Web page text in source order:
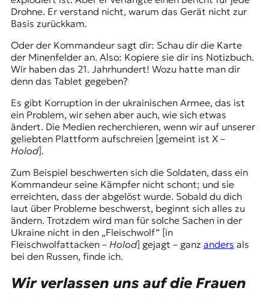
Drohne. Er verstand nicht, warum das Gerät nicht zur
Basis zurückkam.
Oder der Kommandeur sagt dir: Schau dir die Karte
der Minenfelder an. Also: Kopiere sie dir ins Notizbuch.
Wir haben das 21. Jahrhundert! Wozu hatte man dir
denn das Tablet gegeben?
Es gibt Korruption in der ukrainischen Armee, das ist
ein Problem, wir sehen aber auch, wie sich etwas
ändert. Die Medien recherchieren, wenn wir auf unserer
geliebten Plattform aufschreien [gemeint ist X –
Holod].
Zum Beispiel beschwerten sich die Soldaten, dass ein
Kommandeur seine Kämpfer nicht schont; und sie
erreichten, dass der abgelöst wurde. Sobald du dich
laut über Probleme beschwerst, beginnt sich alles zu
ändern. Trotzdem wird man für solche Sachen in der
Ukraine nicht in den „Fleischwolf“ [in
Fleischwolfattacken – Holod] gejagt – ganz anders als
bei den Russen, finde ich.
Wir verlassen uns auf die Frauen